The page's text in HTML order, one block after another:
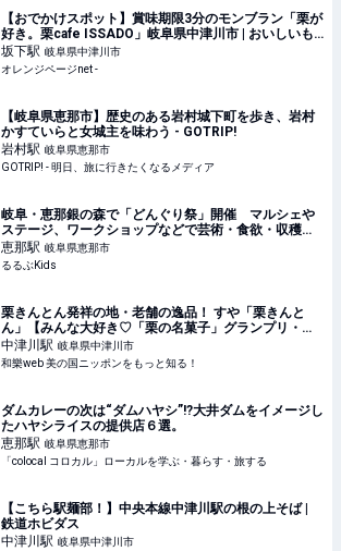
【おでかけスポット】賞味期限3分のモンブラン「栗が
好き。栗cafe ISSADO」岐阜県中津川市 | おいしいも
の発見 | オレンジページnet
坂下駅 岐阜県中津川市
オレンジページnet -
【岐阜県恵那市】歴史のある岩村城下町を歩き、岩村
かすていらと女城主を味わう - GOTRIP!
岩村駅 岐阜県恵那市
GOTRIP! - 明日、旅に行きたくなるメディア
岐⾩・恵那銀の森で「どんぐり祭」開催 マルシェや
ステージ、ワークショップなどで芸術・食欲・収穫の
秋を満喫 | るるぶKids
恵那駅 岐阜県恵那市
るるぶKids
栗きんとん発祥の地・老舗の逸品！ すや「栗きんと
ん」【みんな大好き♡「栗の名菓子」グランプリ・
３】 ｜ 和樂web 美の国ニッポンをもっと知る！
中津川駅 岐阜県中津川市
和樂web 美の国ニッポンをもっと知る！
ダムカレーの次は“ダムハヤシ”!?大井ダムをイメージし
たハヤシライスの提供店６選。
恵那駅 岐阜県恵那市
「colocal コロカル」ローカルを学ぶ・暮らす・旅する
【こちら駅麺部！】中央本線中津川駅の根の上そば |
鉄道ホビダス
中津川駅 岐阜県中津川市